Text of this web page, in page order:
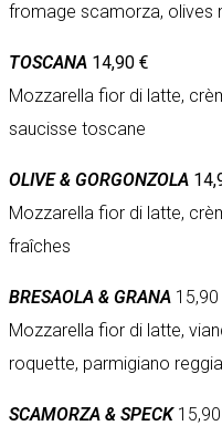
fromage scamorza, olives
TOSCANA 14,90 €
Mozzarella fior di latte,
saucisse toscane
OLIVE & GORGONZOLA
Mozzarella fior di latte,
fraîches
BRESAOLA & GRANA 15,90
Mozzarella fior di latte,
roquette, parmigiano
SCAMORZA & SPECK